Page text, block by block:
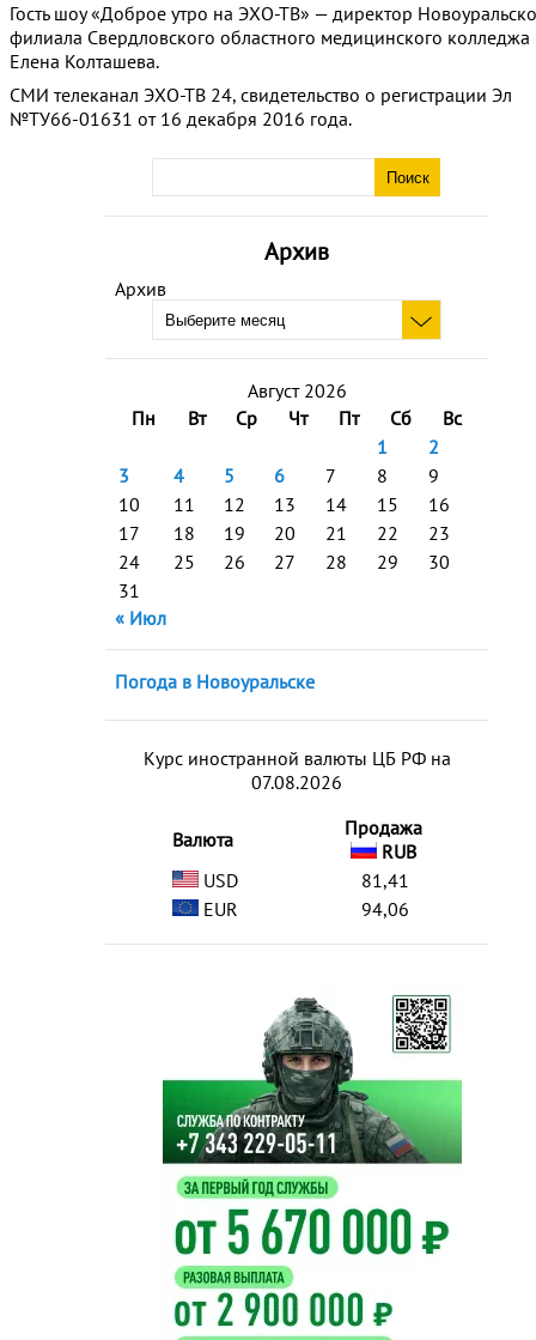
Архив
Архив
Август 2026
Пн
Вт Ср Чт Пт Сб
Вс
1
2
3
4 5 6 7 8
9
10
11 12 13 14 15
16
17
18 19 20 21 22
23
24
25 26 27 28 29
30
31
« Июл
Погода в Новоуральске
Курс иностранной валюты ЦБ РФ на
07.08.2026
Валюта
Продажа
RUB
USD
81,41
EUR
94,06
Гость шоу «Доброе утро на ЭХО-ТВ» — директор
филиала Свердловского областного медицинского колледжа
Елена Колташева.
СМИ телеканал ЭХО-ТВ 24, свидетельство о регистрации Эл
№ТУ66-01631 от 16 декабря 2016 года.